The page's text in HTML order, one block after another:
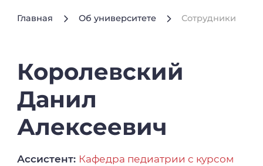
Главная Об университете Сотрудники
Королевский
Данил
Алексеевич
Ассистент: Кафедра педиатрии с курсом